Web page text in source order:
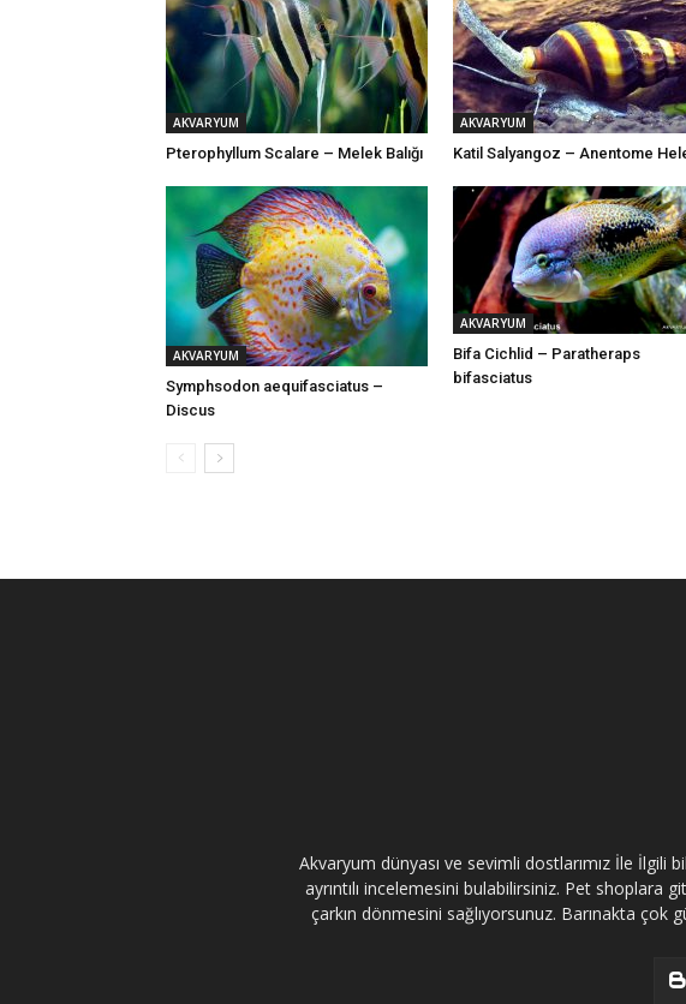
AKVARYUM
Pterophyllum Scalare – Melek Balığı
AKVARYUM
Katil Salyangoz – Anentome
AKVARYUM
Symphsodon aequifasciatus –
Discus
AKVARYUM
Bifa Cichlid – Paratheraps
bifasciatus
Akvaryum dünyası ve sevimli dostlarımız İle
ayrıntılı incelemesini bulabilirsiniz. Pet shoplara
çarkın dönmesini sağlıyorsunuz. Barınakta çok